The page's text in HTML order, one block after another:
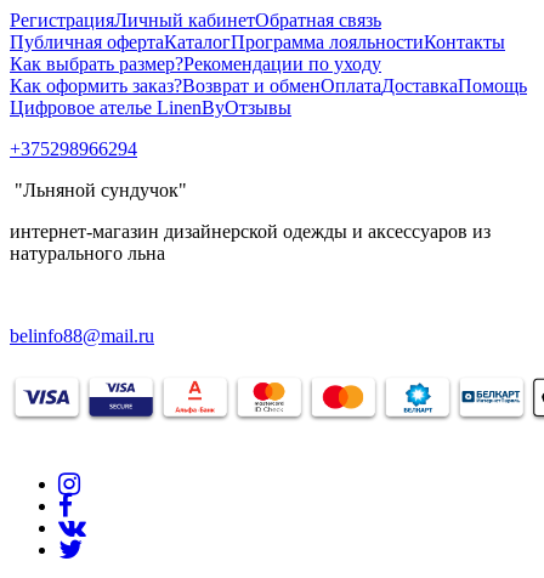
РегистрацияЛичный кабинетОбратная связь
Публичная офертаКаталогПрограмма лояльностиКонтакты
Как выбрать размер?Рекомендации по уходу
Как оформить заказ?Возврат и обменОплатаДоставкаПомощь
Цифровое ателье LinenByОтзывы
+375298966294
"Льняной сундучок"
интернет-магазин дизайнерской одежды и аксессуаров из
натурального льна
belinfo88@mail.ru